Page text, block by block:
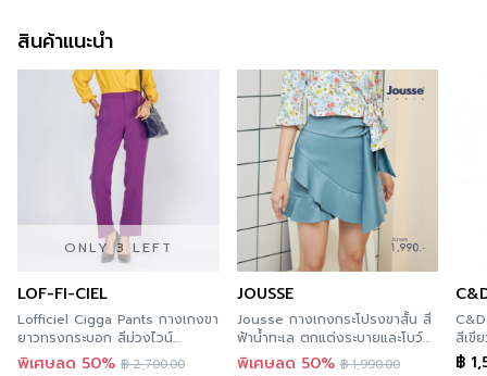
ข้อมูลสินค้าเพิ่มเติม
สนใจดูในหมวดอื่นที่ใกล้เคียงกันสามารถคลิกได้เลย
สามารถติตามข้อมูลข่าวสารของ Lofficiel ได้ที่ >>
Facebook Page : Lofficiel BTNC
สั่งซื้อได้แล้ววันนี้
สำหรับคุณที่ต้องการลองสินค้าของ Lofficiel สามารถลองได้
แล้ววันที่ทุกร้านสาขา ตามรายละเอียดStore Locationนี้
และสะดวกกว่า เพราะคุณสามารถสั่งทางออนไลน์ได้ทันที ที่
A’MAZE Multi Store เวปไซต์ที่พร้อมบริการคุณตลอด 24
ชั่วโมง พร้อมมีบริการส่งทั่วประเทศ
รูปทรง
ดีไซน์ตกแต่ง
ตัดต่อช่วงเอวด้วยผ้าอัดพลีท 4 เวย์
Dark Violet
ความโปร่งใส
ความยืดหยุ่น
การฟอกสี
Do not bleach
การตาก
Line Dry/Hang to dry
Iron Low 110C
สินค้าแนะนำ
ONLY 3 LEFT
LOF-FI-CIEL
Lofficiel Cigga Pants กางเกงขา
ยาวทรงกระบอก สีม่วงไวน์
FS2JWI
พิเศษลด 50% ฿2,700.00
JOUSSE
Jousse กางเกงกระโปรงขาสั้น สี
ฟ้าน้ำทะเล ตกแต่งระบายและโบว์
เพิ่มความน่ารัก JS2GDB
พิเศษลด 50% ฿1,990.00
สีเขี
฿